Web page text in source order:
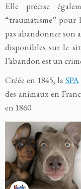
Elle précise
“traumatisme” pour
pas abandonner son
disponibles sur le
l’abandon est un
Créée en 1845, laSPA
des animaux en
en 1860.